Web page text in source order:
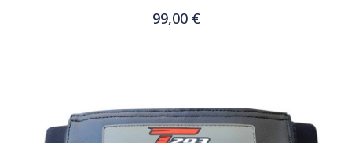
99,00 €
Ajouter au panier